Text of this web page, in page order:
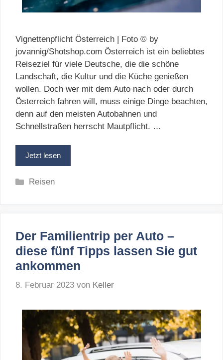
Vignettenpflicht Österreich | Foto © by
jovannig/Shotshop.com Österreich ist ein beliebtes
Reiseziel für viele Deutsche, die die schöne
Landschaft, die Kultur und die Küche genießen
wollen. Doch wer mit dem Auto nach oder durch
Österreich fahren will, muss einige Dinge beachten,
denn auf den meisten Autobahnen und
Schnellstraßen herrscht Mautpflicht. …
Jetzt lesen
Kategorien
Reisen
Der Familientrip per Auto –
diese fünf Tipps lassen Sie gut
ankommen
8. Februar 2023 von Keller